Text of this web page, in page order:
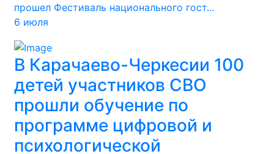
прошел Фестиваль национального гост...
6 июля
В Карачаево-Черкесии 100
детей участников СВО
прошли обучение по
программе цифровой и
психологической